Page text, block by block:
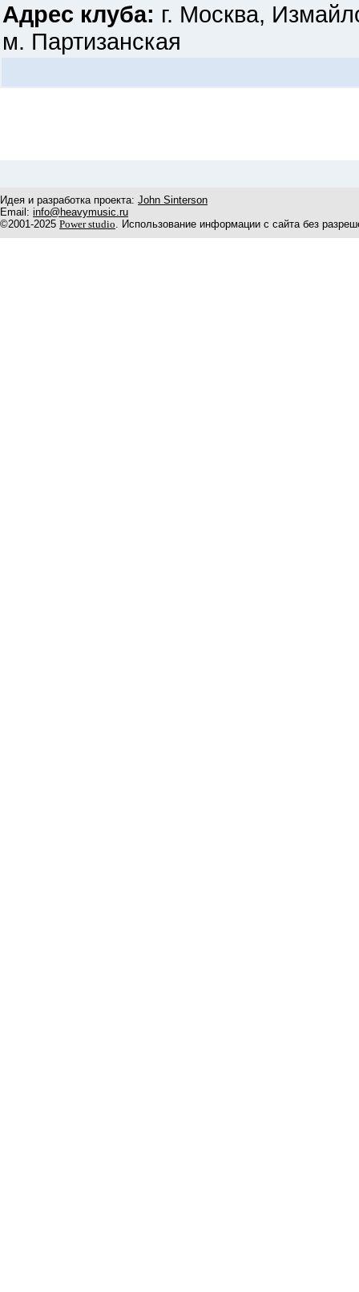
Адрес клуба: г. Москва,
м. Партизанская
Идея и разработка проекта: John Sinterson
Email: info@heavymusic.ru
©2001-2025 Power studio. Использование информации с сайта без